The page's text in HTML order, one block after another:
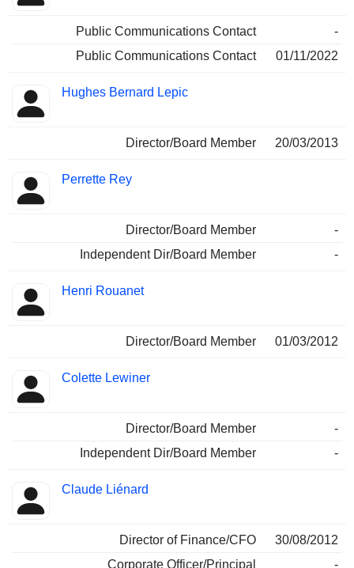
Public Communications Contact
-
Public Communications Contact
01/11/2022
Hughes Bernard Lepic
Director/Board Member 20/03/2013
Perrette Rey
Director/Board Member
-
Independent Dir/Board Member
-
Henri Rouanet
Director/Board Member 01/03/2012
Colette Lewiner
Director/Board Member
-
Independent Dir/Board Member
-
Claude Liénard
Director of Finance/CFO
30/08/2012
Corporate Officer/Principal
-